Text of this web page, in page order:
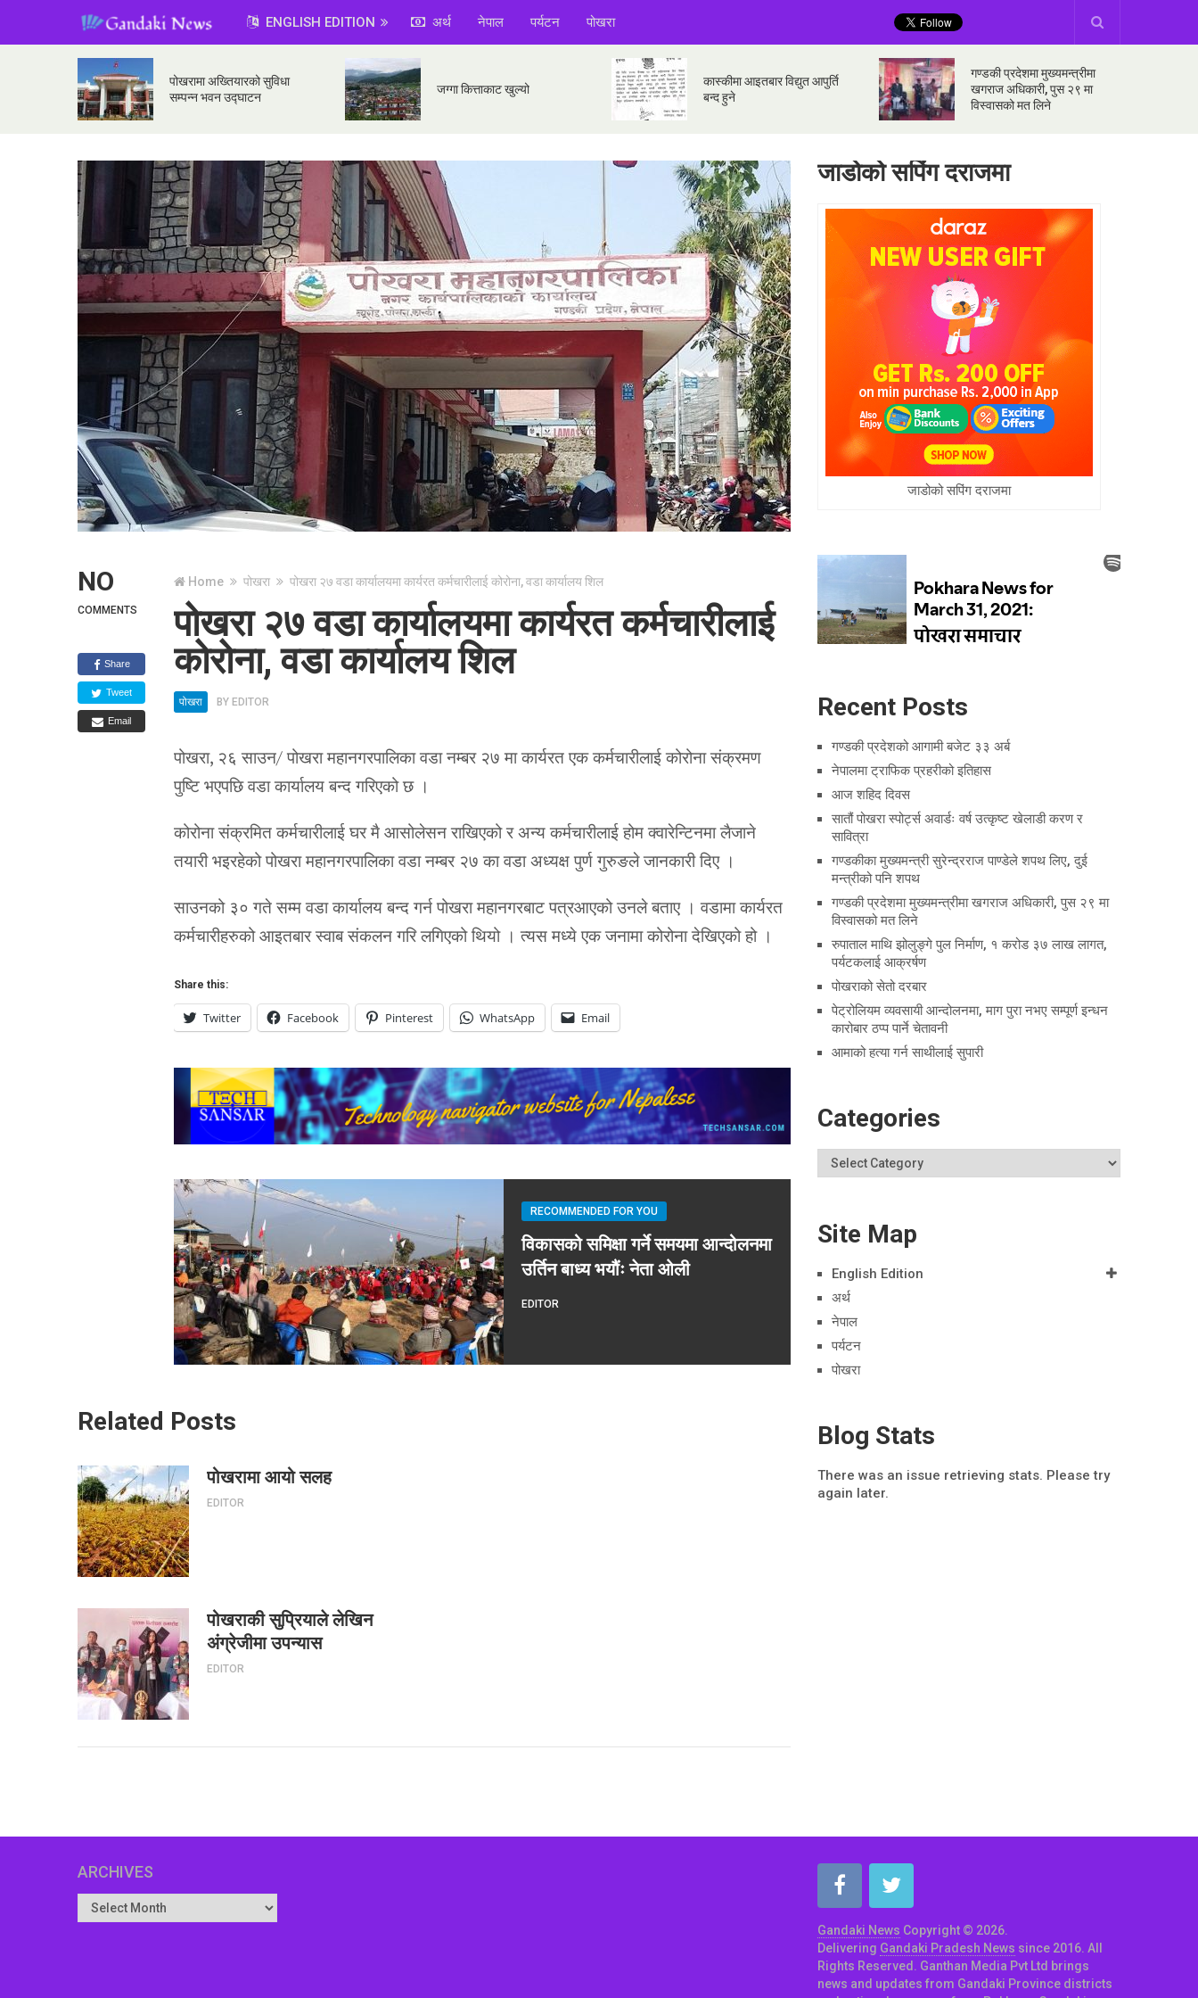
ENGLISH EDITION अर्थ नेपाल पर्यटन पोखरा
पोखरामा अख्तियारको सुविधा
सम्पन्न भवन उद्घाटन
जग्गा कित्ताकाट खुल्यो
कास्कीमा आइतबार विद्युत आपुर्ति
बन्द हुने
गण्डकी प्रदेशमा मुख्यमन्त्रीमा
खगराज अधिकारी, पुस २९ मा
विस्वासको मत लिने
NO
COMMENTS
Share
Tweet
Email
Home पोखरा पोखरा २७ वडा कार्यालयमा कार्यरत कर्मचारीलाई कोरोना, वडा कार्यालय शिल
पोखरा २७ वडा कार्यालयमा कार्यरत कर्मचारीलाई
कोरोना, वडा कार्यालय शिल
पोखरा BY EDITOR
पोखरा, २६ साउन/ पोखरा महानगरपालिका वडा नम्बर २७ मा कार्यरत एक कर्मचारीलाई कोरोना संक्रमण
पुष्टि भएपछि वडा कार्यालय बन्द गरिएको छ ।
कोरोना संक्रमित कर्मचारीलाई घर मै आसोलेसन राखिएको र अन्य कर्मचारीलाई होम क्वारेन्टिनमा लैजाने
तयारी भइरहेको पोखरा महानगरपालिका वडा नम्बर २७ का वडा अध्यक्ष पुर्ण गुरुङले जानकारी दिए ।
साउनको ३० गते सम्म वडा कार्यालय बन्द गर्न पोखरा महानगरबाट पत्रआएको उनले बताए । वडामा कार्यरत
कर्मचारीहरुको आइतबार स्वाब संकलन गरि लगिएको थियो । त्यस मध्ये एक जनामा कोरोना देखिएको हो ।
Share this:
Twitter Facebook Pinterest WhatsApp Email
RECOMMENDED FOR YOU
विकासको समिक्षा गर्ने समयमा आन्दोलनमा
उर्तिन बाध्य भयौंः नेता ओली
EDITOR
Related Posts
पोखरामा आयो सलह
EDITOR
पोखराकी सुप्रियाले लेखिन
अंग्रेजीमा उपन्यास
EDITOR
जाडोको सपिंग दराजमा
जाडोको सपिंग दराजमा
Recent Posts
गण्डकी प्रदेशको आगामी बजेट ३३ अर्ब
नेपालमा ट्राफिक प्रहरीको इतिहास
आज शहिद दिवस
सातौं पोखरा स्पोर्ट्स अवार्डः वर्ष उत्कृष्ट खेलाडी करण र
सावित्रा
गण्डकीका मुख्यमन्त्री सुरेन्द्रराज पाण्डेले शपथ लिए, दुई
मन्त्रीको पनि शपथ
गण्डकी प्रदेशमा मुख्यमन्त्रीमा खगराज अधिकारी, पुस २९ मा
विस्वासको मत लिने
रुपाताल माथि झोलुङ्गे पुल निर्माण, १ करोड ३७ लाख लागत,
पर्यटकलाई आक्रर्षण
पोखराको सेतो दरबार
पेट्रोलियम व्यवसायी आन्दोलनमा, माग पुरा नभए सम्पूर्ण इन्धन
कारोबार ठप्प पार्ने चेतावनी
आमाको हत्या गर्न साथीलाई सुपारी
Categories
Site Map
English Edition
अर्थ
नेपाल
पर्यटन
पोखरा
Blog Stats
There was an issue retrieving stats. Please try
again later.
ARCHIVES
Gandaki News Copyright © 2026.
Delivering Gandaki Pradesh News since 2016. All
Rights Reserved. Ganthan Media Pvt Ltd brings
news and updates from Gandaki Province districts